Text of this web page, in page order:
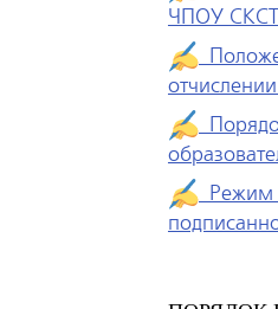
ЧПОУ СКСТ
Режим